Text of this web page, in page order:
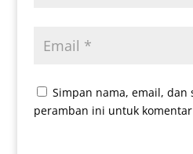
Simpan nama, email, dan
peramban ini untuk